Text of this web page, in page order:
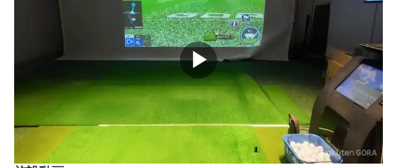
会社などでは知り合うことのない ゴルフ仲間を見つけて
いただけます。 スクール生対象のコンペやゴルフ合宿も
開催しておりますので、レッスン以外でもおもいっきりゴ
ルフをお楽しみいただけます。
●POINT４
実際のコースでより実践的なトレーニング
定期的に実施しているラウンドレッスンで、日頃の練習の
▶